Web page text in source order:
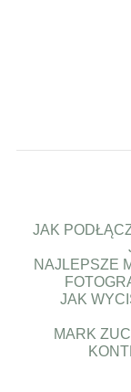
JAK
NAJLEPSZE
JAK
MARK